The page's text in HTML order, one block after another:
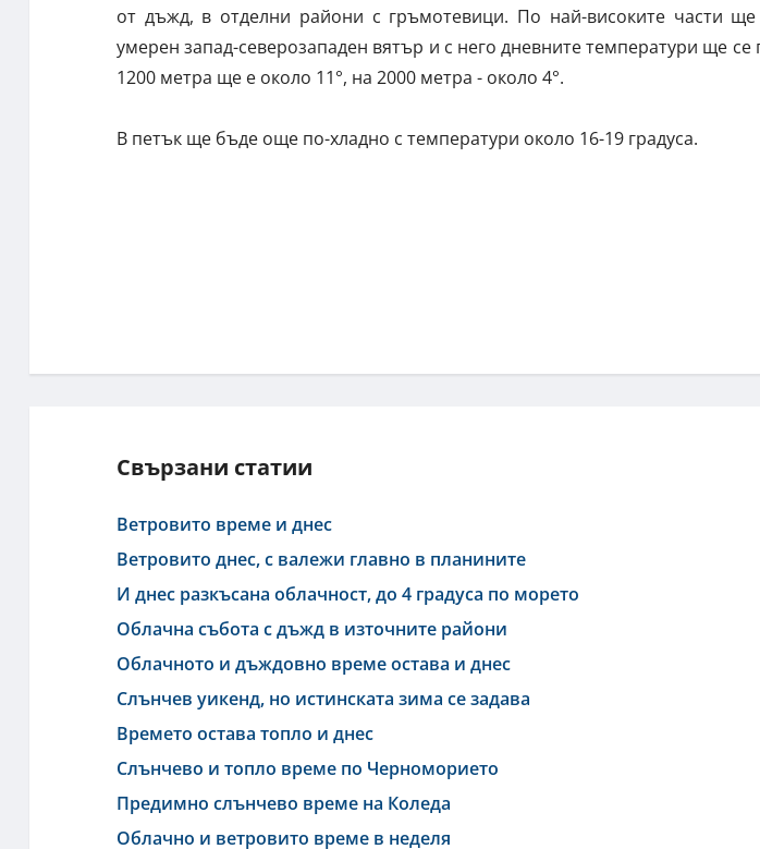
от дъжд, в отделни райони с гръмотевици. По най-високите части
умерен запад-северозападен вятър и с него дневните температури ще
1200 метра ще е около 11°, на 2000 метра - около 4°.
В петък ще бъде още по-хладно с температури около 16-19 градуса.
Свързани статии
Ветровито време и днес
Ветровито днес, с валежи главно в планините
И днес разкъсана облачност, до 4 градуса по морето
Облачна събота с дъжд в източните райони
Облачното и дъждовно време остава и днес
Слънчев уикенд, но истинската зима се задава
Времето остава топло и днес
Слънчево и топло време по Черноморието
Предимно слънчево време на Коледа
Облачно и ветровито време в неделя